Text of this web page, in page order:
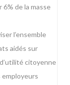
6% de la masse
l’ensemble
aidés sur
citoyenne